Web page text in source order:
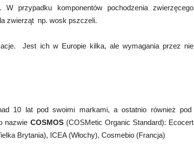
przypadku komponentów pochodzenia zwierzęcego
zwierząt np. wosk pszczeli.
Jest ich w Europie kilka, ale wymagania przez nie
10 lat pod swoimi markami, a ostatnio również pod
nazwie COSMOS (COSMetic Organic Standard): Ecocert
Brytania), ICEA (Włochy), Cosmebio (Francja)